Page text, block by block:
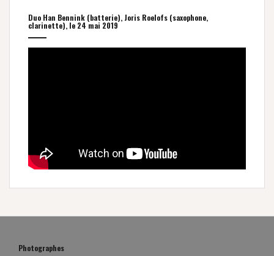
Duo Han Bennink (batterie), Joris Roelofs (saxophone,
clarinette), le 24 mai 2019
Photographes